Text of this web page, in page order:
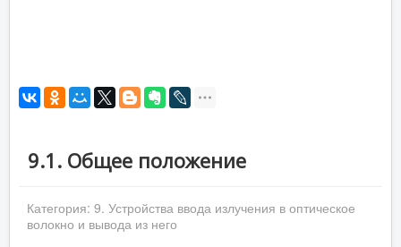
9.1. Общее положение
Категория: 9. Устройства ввода излучения в оптическое
волокно и вывода из него